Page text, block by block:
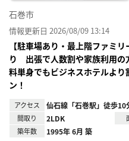
石巻市
情報更新日 2026/08/09 13:14
【駐車場あり・最上階ファミ
り 出張で人数割や家族利用の
料単身でもビジネスホテルよ
ン！
アクセス 仙石線「石巻駅」徒歩10
間取り 2LDK
築年数 1995年 6月 築